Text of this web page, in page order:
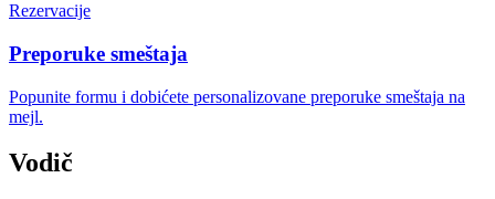
Rezervacije
Preporuke smeštaja
Popunite formu i dobićete personalizovane preporuke smeštaja na
mejl.
Vodič